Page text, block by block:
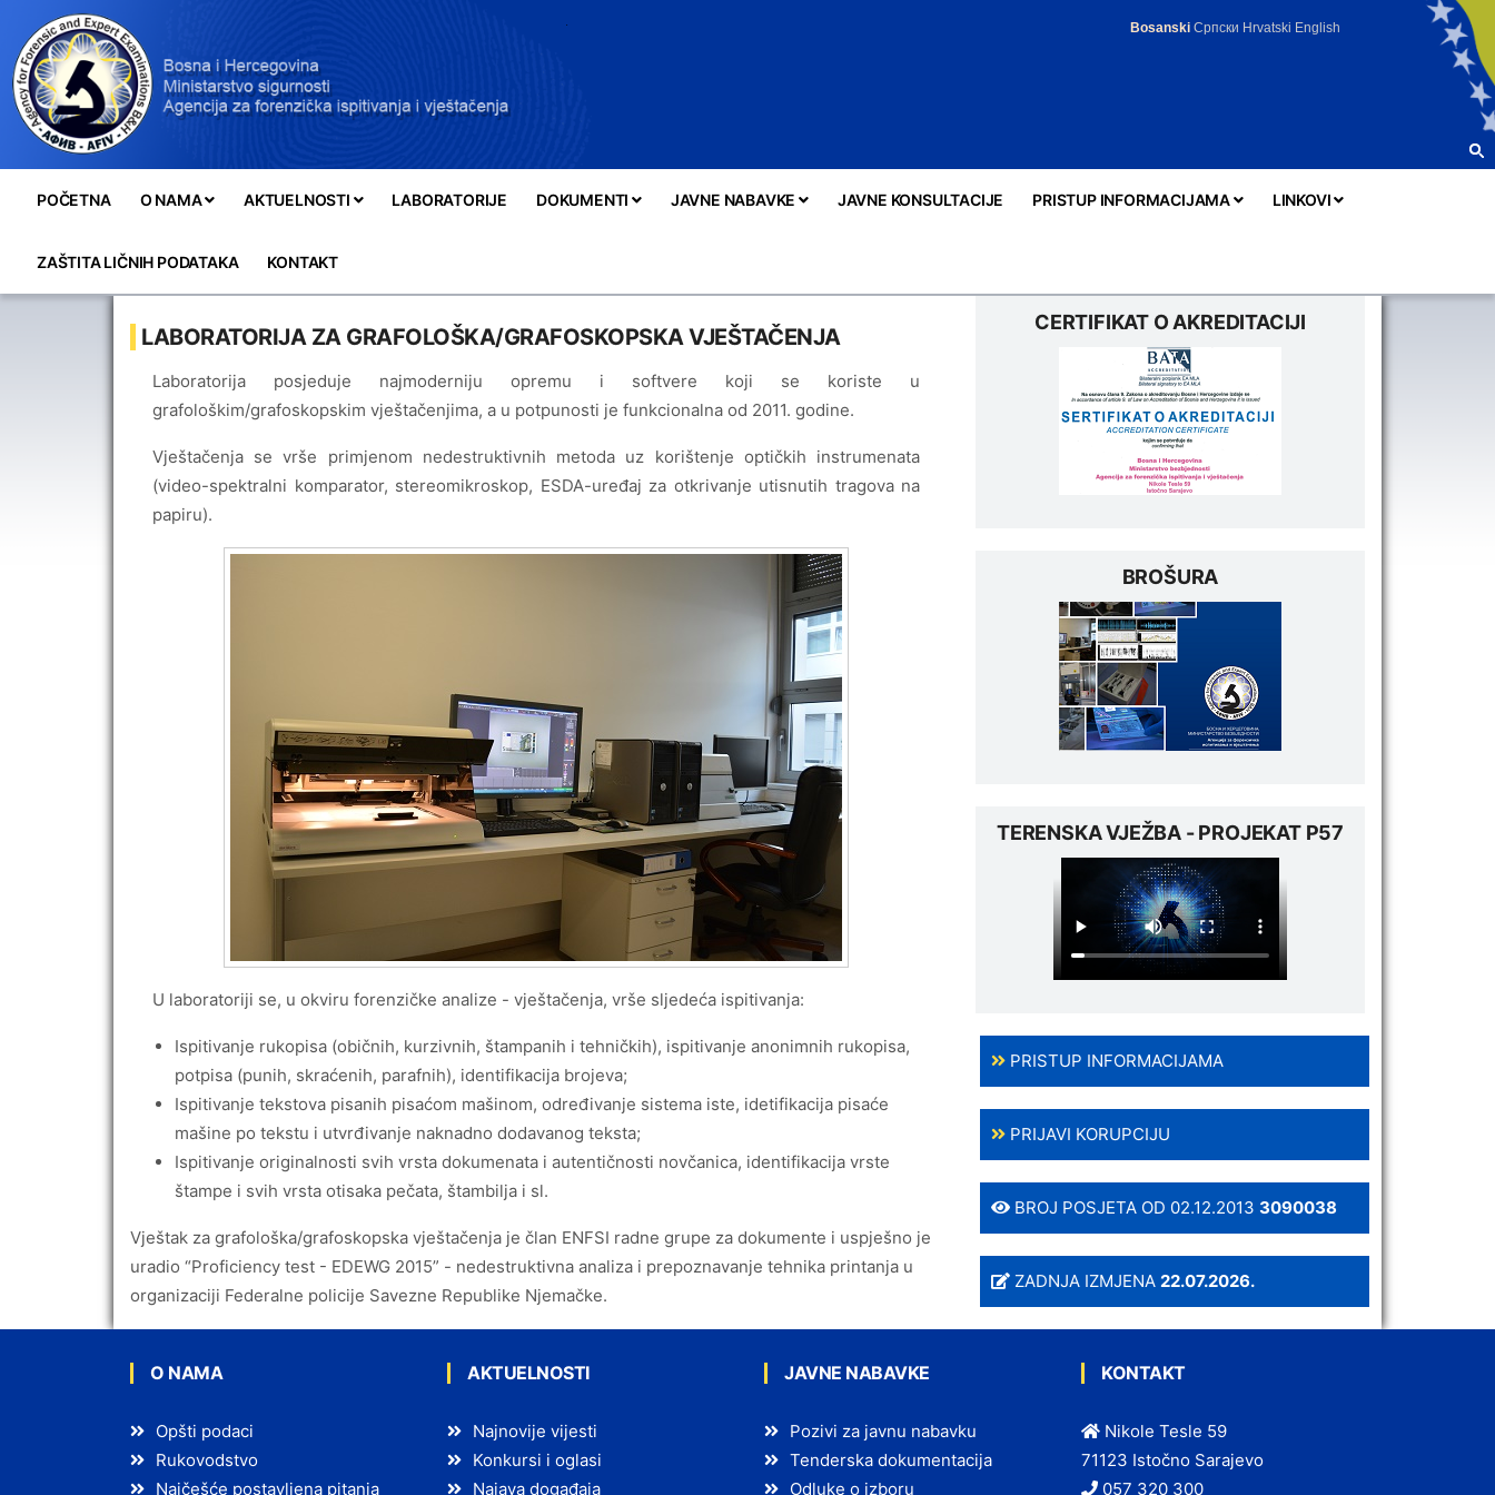
Bosanski Српски Hrvatski English
POČETNA O NAMA AKTUELNOSTI LABORATORIJE DOKUMENTI JAVNE NABAVKE JAVNE KONSULTACIJE PRISTUP INFORMACIJAMA LINKOVI
ZAŠTITA LIČNIH PODATAKA KONTAKT
LABORATORIJA ZA GRAFOLOŠKA/GRAFOSKOPSKA VJEŠTAČENJA
Laboratorija posjeduje najmoderniju opremu i softvere koji se koriste u
grafološkim/grafoskopskim vještačenjima, a u potpunosti je funkcionalna od 2011. godine.
Vještačenja se vrše primjenom nedestruktivnih metoda uz korištenje optičkih instrumenata
(video-spektralni komparator, stereomikroskop, ESDA-uređaj za otkrivanje utisnutih tragova na
papiru).
U laboratoriji se, u okviru forenzičke analize - vještačenja, vrše sljedeća ispitivanja:
Ispitivanje rukopisa (običnih, kurzivnih, štampanih i tehničkih), ispitivanje anonimnih rukopisa,
potpisa (punih, skraćenih, parafnih), identifikacija brojeva;
Ispitivanje tekstova pisanih pisaćom mašinom, određivanje sistema iste, idetifikacija pisaće
mašine po tekstu i utvrđivanje naknadno dodavanog teksta;
Ispitivanje originalnosti svih vrsta dokumenata i autentičnosti novčanica, identifikacija vrste
štampe i svih vrsta otisaka pečata, štambilja i sl.
Vještak za grafološka/grafoskopska vještačenja je član ENFSI radne grupe za dokumente i uspješno je
uradio “Proficiency test - EDEWG 2015” - nedestruktivna analiza i prepoznavanje tehnika printanja u
organizaciji Federalne policije Savezne Republike Njemačke.
CERTIFIKAT O AKREDITACIJI
BROŠURA
TERENSKA VJEŽBA - PROJEKAT P57
PRISTUP INFORMACIJAMA
PRIJAVI KORUPCIJU
BROJ POSJETA OD 02.12.2013 3090038
ZADNJA IZMJENA 22.07.2026.
O NAMA
Opšti podaci
Rukovodstvo
Najčešće postavljena pitanja
AKTUELNOSTI
Najnovije vijesti
Konkursi i oglasi
Najava događaja
JAVNE NABAVKE
Pozivi za javnu nabavku
Tenderska dokumentacija
Odluke o izboru
KONTAKT
Nikole Tesle 59
71123 Istočno Sarajevo
057 320 300